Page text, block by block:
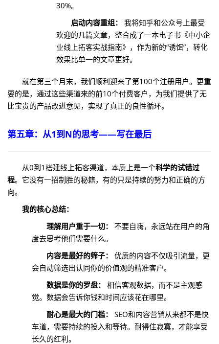
30%。
启动内容重组：
我将知乎和公众号上最受
欢迎的几篇文章，整合成了一本电子书《中小企
业线上拓客实战指南》，作为新的“诱饵”，转化
效果比单一的文章更好。
就在第三个月末，我们顺利迎来了第100个注册用户。更重
要的是，通过这些渠道来的前10个付费客户，为我们提供了无
比宝贵的产品改进意见，实现了真正的良性循环。
第五章：从1到N的思考——写在最后
从0到1搭建线上拓客渠道，本质上是一个科学的试错过
程。它没有一招制胜的秘籍，有的只是持续的努力和正确的方
向。
我的核心总结：
理解用户重于一切：
不要自嗨，永远站在用户的角
度去思考他们需要什么。
内容是最好的筛子：
优质的内容不仅吸引流量，更
会自动筛选出认同你的价值观的精准客户。
数据是你的罗盘：
相信客观数据，而不是主观感
觉。数据会告诉你钱和时间应该花在哪里。
耐心是最大的门槛：
SEO和内容营销从来都不是快
车道，需要持续的投入和等待。耐得住寂寞，才能享受
长久的红利。